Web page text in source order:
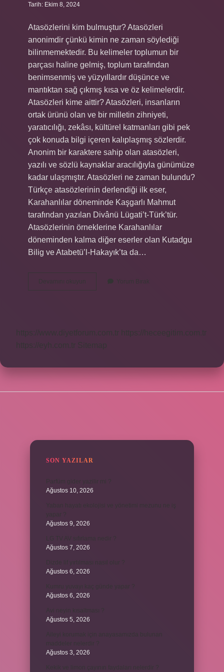
Tarih: Ekim 8, 2024
Atasözlerini kim bulmuştur? Atasözleri
anonimdir çünkü kimin ne zaman söylediği
bilinmemektedir. Bu kelimeler toplumun bir
parçası haline gelmiş, toplum tarafından
benimsenmiş ve yüzyıllardır düşünce ve
mantıktan sağ çıkmış kısa ve öz kelimelerdir.
Atasözleri kime aittir? Atasözleri, insanların
ortak ürünü olan ve bir milletin zihniyeti,
yaratıcılığı, zekâsı, kültürel katmanları gibi pek
çok konuda bilgi içeren kalıplaşmış sözlerdir.
Anonim bir karaktere sahip olan atasözleri,
yazılı ve sözlü kaynaklar aracılığıyla günümüze
kadar ulaşmıştır. Atasözleri ne zaman bulundu?
Türkçe atasözlerinin derlendiği ilk eser,
Karahanlılar döneminde Kaşgarlı Mahmut
tarafından yazılan Divânü Lügati’t-Türk’tür.
Atasözlerinin örneklerine Karahanlılar
döneminden kalma diğer eserler olan Kutadgu
Bilig ve Atabetü’l-Hakayık’ta da…
Devamını okuyun
Atasözünü
Yorum Bırak
https://www.diyetforum.com.tr
https://heceegitim.com.tr
https://eyh.com.tr
Sitemap
SON YAZILAR
Ağustos 10, 2026
Ağustos 9, 2026
Ağustos 7, 2026
Ağustos 6, 2026
Ağustos 6, 2026
Ağustos 5, 2026
Ağustos 3, 2026